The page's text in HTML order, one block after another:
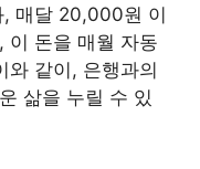
, 매달 20,000원 이
이 돈을 매월 자동
와 같이, 은행과의
삶을 누릴 수 있